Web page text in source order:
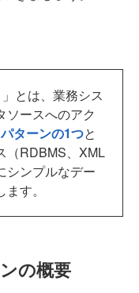
とは、業務シス
ソースへのアク
ターンの1つと
（RDBMS、XML
シンプルなデー
す。
の概要